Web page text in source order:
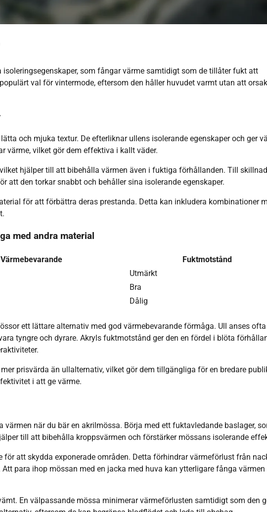
som fångar värme samtidigt som de tillåter fukt att
val för vintermode, eftersom den håller huvudet varmt utan att
och mjuka textur. De efterliknar ullens isolerande egenskaper och ger
värme, vilket gör dem effektiva i kallt väder.
hjälper till att bibehålla värmen även i fuktiga förhållanden. Till
att den torkar snabbt och behåller sina isolerande egenskaper.
för att förbättra deras prestanda. Detta kan inkludera kombinationer
med andra material
Värmebevarande
Fuktmotstånd
Utmärkt
Bra
Dålig
ett lättare alternativ med god värmebevarande förmåga. Ull anses
tyngre och dyrare. Akryls fuktmotstånd ger den en fördel i blöta
prisvärda än ullalternativ, vilket gör dem tillgängliga för en bredare
i att ge värme.
när du bär en akrilmössa. Börja med ett fuktavledande baslager,
till att bibehålla kroppsvärmen och förstärker mössans isolerande
för att skydda exponerade områden. Detta förhindrar värmeförlust från
para ihop mössan med en jacka med huva kan ytterligare fånga värmen
En välpassande mössa minimerar värmeförlusten samtidigt som den